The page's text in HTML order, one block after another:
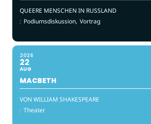
QUEERE MENSCHEN IN RUSSLAND
: Podiumsdiskussion, Vortrag
2026
22
AUG
MACBETH
VON WILLIAM SHAKESPEARE
: Theater